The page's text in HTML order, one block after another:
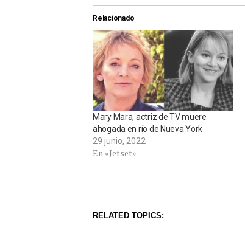
Relacionado
Mary Mara, actriz de TV muere
ahogada en río de Nueva York
29 junio, 2022
En «Jetset»
RELATED TOPICS: